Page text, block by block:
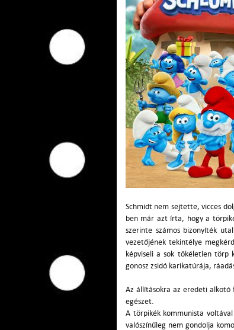
Schmidt nem sejtette, vicces
ben már azt írta, hogy a
szerinte számos bizonyíték
vezetőjének tekintélye
képviseli a sok tökéletlen törp
gonosz zsidó karikatúrája,
Az állításokra az eredeti alkotó
egészet.
A törpikék kommunista
valószínűleg nem gondolja